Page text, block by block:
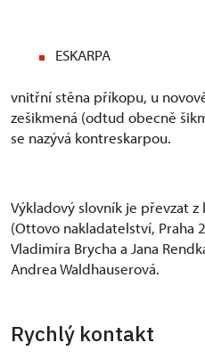
ESKARPA
vnitřní stěna příkopu, u
zešikmená (odtud obecně
se nazývá kontreskarpou.
Výkladový slovník je převzat z
(Ottovo nakladatelství, Praha
Vladimíra Brycha a Jana
Andrea Waldhauserová.
Rychlý kontakt